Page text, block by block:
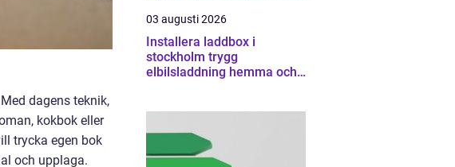
dagens teknik,
kokbok eller
trycka egen bok
och upplaga.
03 augusti 2026
Installera laddbox i
stockholm trygg
elbilsladdning hemma och